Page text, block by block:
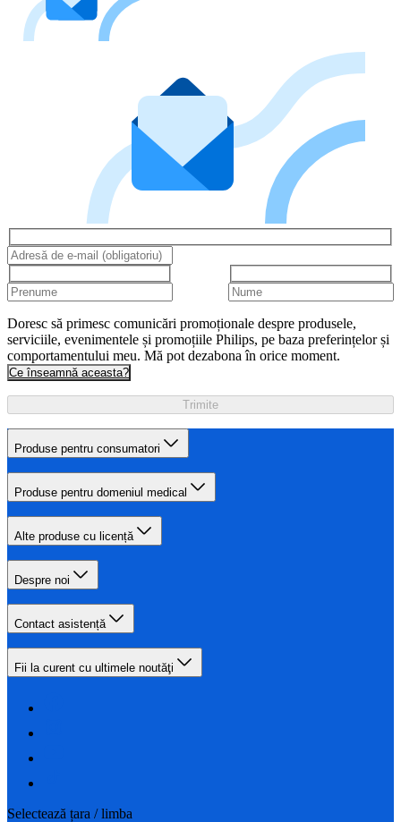
Doresc să primesc comunicări promoționale despre produsele,
serviciile, evenimentele și promoțiile Philips, pe baza preferințelor și
comportamentului meu. Mă pot dezabona în orice moment.
Ce înseamnă aceasta?
Trimite
Produse pentru consumatori
Produse pentru domeniul medical
Alte produse cu licență
Despre noi
Contact asistență
Fii la curent cu ultimele noutăţi
Selectează țara / limba